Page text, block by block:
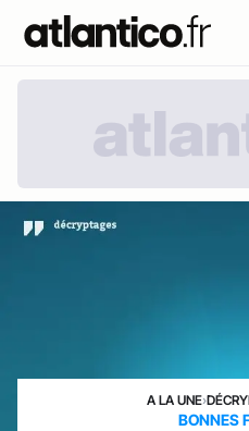
A LA UNE›
BONNES